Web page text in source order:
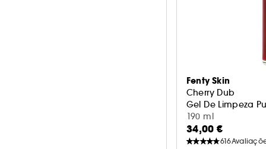
Fenty Skin
Cherry Dub
Gel De Limpeza
190 ml
34,00 €
616